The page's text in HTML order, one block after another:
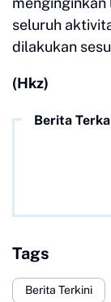
seluruh
dilakukan
(Hkz)
Berita
Tags
Berita Terkini